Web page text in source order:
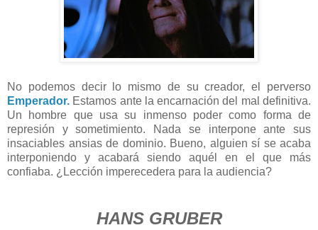
No podemos decir lo mismo de su creador, el perverso
Emperador. Estamos ante la encarnación del mal definitiva.
Un hombre que usa su inmenso poder como forma de
represión y sometimiento. Nada se interpone ante sus
insaciables ansias de dominio. Bueno, alguien sí se acaba
interponiendo y acabará siendo aquél en el que más
confiaba. ¿Lección imperecedera para la audiencia?
HANS GRUBER